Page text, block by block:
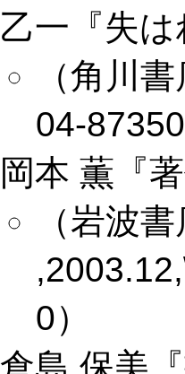
乙一『失
（角川
04-
岡本 薫『
（岩波
0）